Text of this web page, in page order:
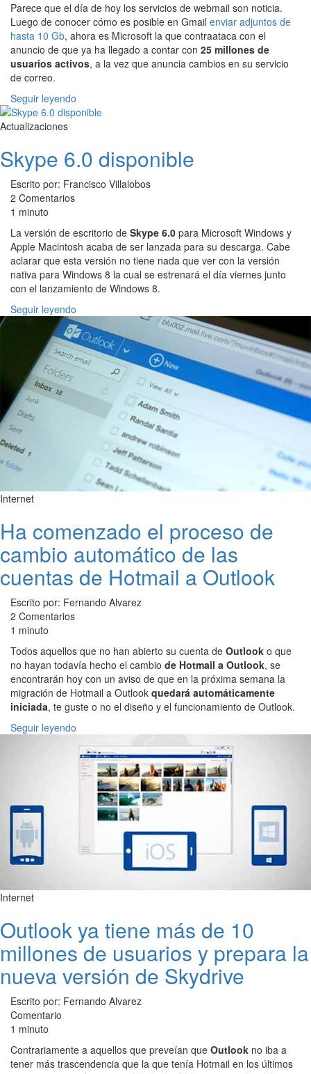
Parece que el día de hoy los servicios de webmail son noticia.
Luego de conocer cómo es posible en Gmail enviar adjuntos de
hasta 10 Gb, ahora es Microsoft la que contraataca con el
anuncio de que ya ha llegado a contar con 25 millones de
usuarios activos, a la vez que anuncia cambios en su servicio
de correo.
Seguir leyendo
Actualizaciones
Skype 6.0 disponible
Escrito por: Francisco Villalobos
2 Comentarios
1 minuto
La versión de escritorio de Skype 6.0 para Microsoft Windows y
Apple Macintosh acaba de ser lanzada para su descarga. Cabe
aclarar que esta versión no tiene nada que ver con la versión
nativa para Windows 8 la cual se estrenará el día viernes junto
con el lanzamiento de Windows 8.
Seguir leyendo
Internet
Ha comenzado el proceso de
cambio automático de las
cuentas de Hotmail a Outlook
Escrito por: Fernando Alvarez
2 Comentarios
1 minuto
Todos aquellos que no han abierto su cuenta de Outlook o que
no hayan todavía hecho el cambio de Hotmail a Outlook, se
encontrarán hoy con un aviso de que en la próxima semana la
migración de Hotmail a Outlook quedará automáticamente
iniciada, te guste o no el diseño y el funcionamiento de Outlook.
Seguir leyendo
Internet
Outlook ya tiene más de 10
millones de usuarios y prepara la
nueva versión de Skydrive
Escrito por: Fernando Alvarez
Comentario
1 minuto
Contrariamente a aquellos que preveían que Outlook no iba a
tener más trascendencia que la que tenía Hotmail en los últimos